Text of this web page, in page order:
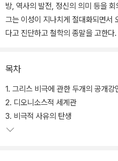
방, 역사의 발전, 정신의 의미 등을
그는 이성이 지나치게 절대화되면서
다고 진단하고 철학의 종말을 고한다.
적 믿음을 내세우는 대신 예술을 통
그렇다면 그는 왜 이성에 대한 믿음이
해 예술을 내세우는가? 이 책은 이 물
공한다.
목차
1. 그리스 비극에 관한 두개의 공개강
2. 디오니소스적 세계관
3. 비극적 사유의 탄생